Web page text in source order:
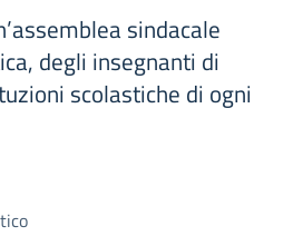
sindacale
degli insegnanti di
scolastiche di ogni